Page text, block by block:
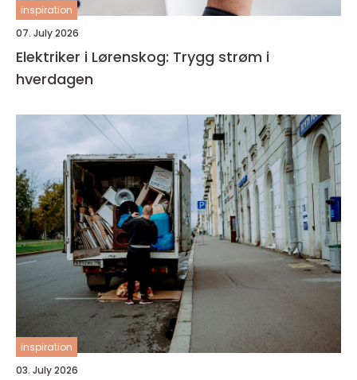
inspiration
07. July 2026
Elektriker i Lørenskog: Trygg strøm i
hverdagen
inspiration
03. July 2026